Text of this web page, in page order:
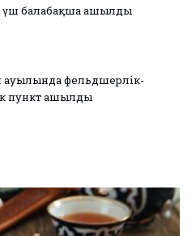
үш балабақша ашылды
ауылында фельдшерлік-
пункт ашылды